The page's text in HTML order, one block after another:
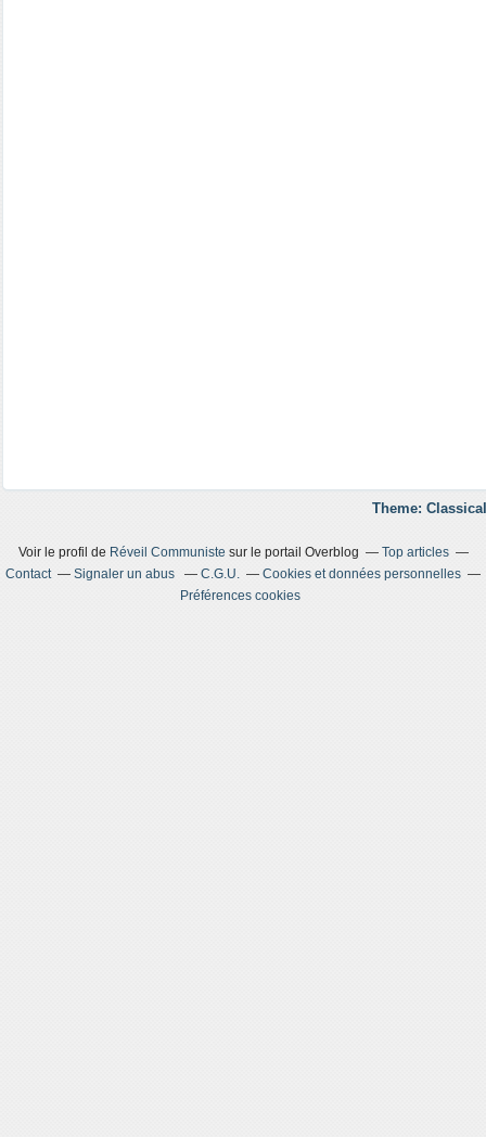
Theme:
Voir le profil de Réveil Communiste sur le portail Overblog
Top articles
Contact
Signaler un abus C.G.U.
Cookies et données personnelles
Préférences cookies